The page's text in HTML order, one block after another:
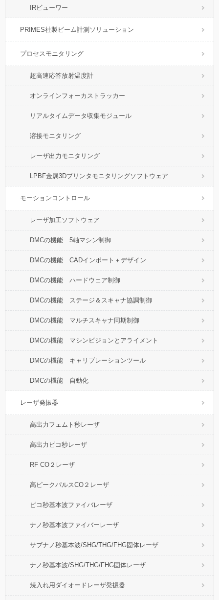
IRビューワー
PRIMES社製ビーム計測ソリューション
プロセスモニタリング
超高速応答放射温度計
オンラインフォーカストラッカー
リアルタイムデータ収集モジュール
溶接モニタリング
レーザ出力モニタリング
LPBF金属3Dプリンタモニタリングソフトウェア
モーションコントロール
レーザ加工ソフトウェア
DMCの機能 5軸マシン制御
DMCの機能 CADインポート＋デザイン
DMCの機能 ハードウェア制御
DMCの機能 ステージ＆スキャナ協調制御
DMCの機能 マルチスキャナ同期制御
DMCの機能 マシンビジョンとアライメント
DMCの機能 キャリブレーションツール
DMCの機能 自動化
レーザ発振器
高出力フェムト秒レーザ
高出力ピコ秒レーザ
RF CO２レーザ
高ピークパルスCO２レーザ
ピコ秒基本波ファイバレーザ
ナノ秒基本波ファイバーレーザ
サブナノ秒基本波/SHG/THG/FHG固体レーザ
ナノ秒基本波/SHG/THG/FHG固体レーザ
焼入れ用ダイオードレーザ発振器